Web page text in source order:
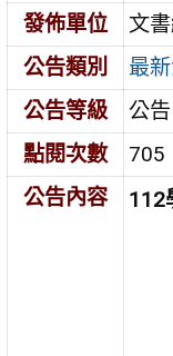
發佈單位
文
公告類別
最
公告等級
公告
點閱次數
705
公告內容
112